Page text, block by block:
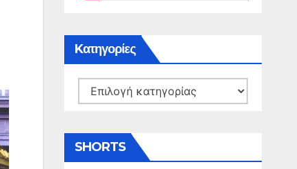
Kατηγορίες
Kατηγορίες
SHORTS